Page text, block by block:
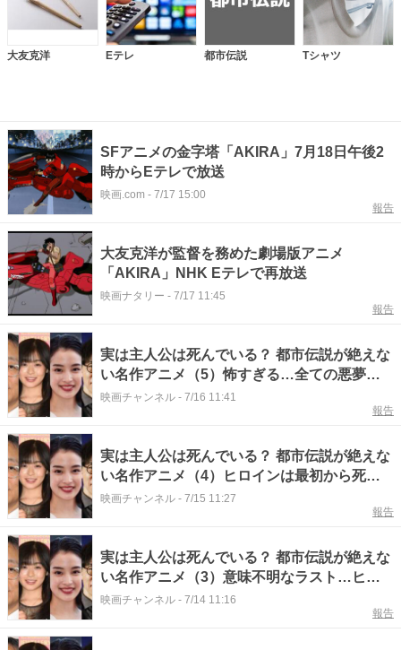
大友克洋 Eテレ 都市伝説 Tシャツ
SFアニメの金字塔「AKIRA」7月18日午後2
時からEテレで放送
映画.com - 7/17 15:00
報告
大友克洋が監督を務めた劇場版アニメ
「AKIRA」NHK Eテレで再放送
映画ナタリー - 7/17 11:45
報告
実は主人公は死んでいる？ 都市伝説が絶えな
い名作アニメ（5）怖すぎる…全ての悪夢を
予言した強烈な傑作とは
映画チャンネル - 7/16 11:41
報告
実は主人公は死んでいる？ 都市伝説が絶えな
い名作アニメ（4）ヒロインは最初から死
亡！？ 白熱する考察とは
映画チャンネル - 7/15 11:27
報告
実は主人公は死んでいる？ 都市伝説が絶えな
い名作アニメ（3）意味不明なラスト…ヒロ
インは死亡か消えたのか？
映画チャンネル - 7/14 11:16
報告